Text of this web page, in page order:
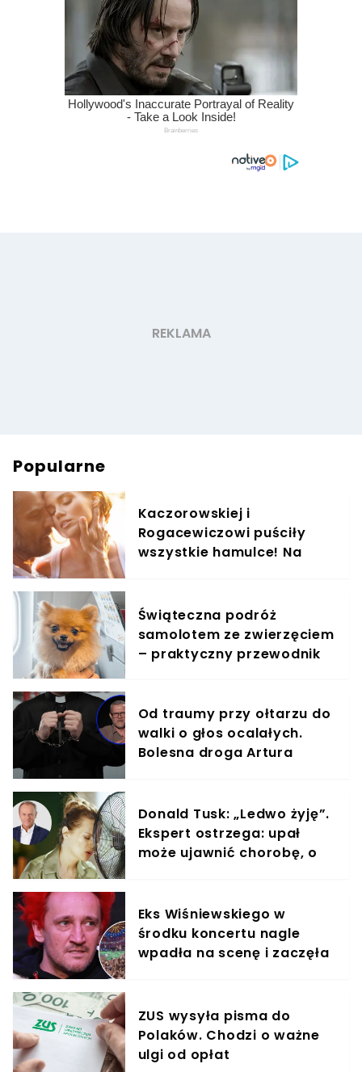
Popularne
Kaczorowskiej i
Rogacewiczowi puściły
wszystkie hamulce! Na
Świąteczna podróż
samolotem ze zwierzęciem
– praktyczny przewodnik
Od traumy przy ołtarzu do
walki o głos ocalałych.
Bolesna droga Artura
Donald Tusk: „Ledwo żyję”.
Ekspert ostrzega: upał
może ujawnić chorobę, o
Eks Wiśniewskiego w
środku koncertu nagle
wpadła na scenę i zaczęła
ZUS wysyła pisma do
Polaków. Chodzi o ważne
ulgi od opłat